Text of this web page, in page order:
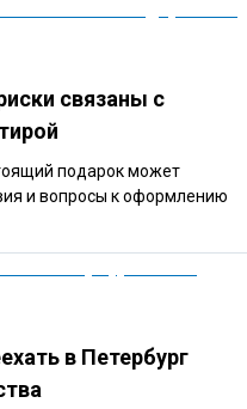
связаны с
подарок может
и вопросы к оформлению
в Петербург